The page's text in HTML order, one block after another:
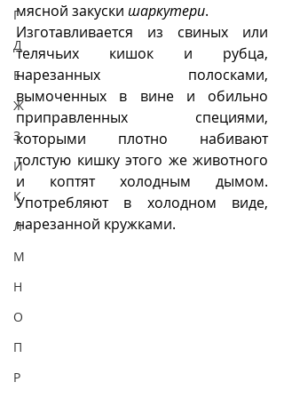
Г
Д
Е
Ж
З
И
К
Л
М
Н
О
П
Р
мясной закуски шаркутери.
Изготавливается из свиных или
телячьих кишок и рубца,
нарезанных полосками,
вымоченных в вине и обильно
приправленных специями,
которыми плотно набивают
толстую кишку этого же животного
и коптят холодным дымом.
Употребляют в холодном виде,
нарезанной кружками.